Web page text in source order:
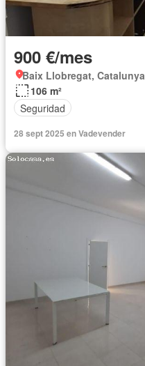
900 €/mes
Baix Llobregat, Catalunya
106 m²
Seguridad
28 sept 2025 en Vadevender